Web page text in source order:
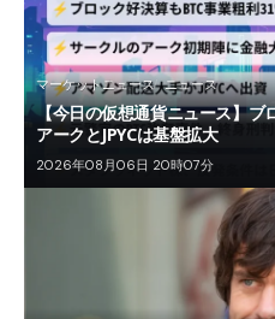
マーケットニュース ニュース
【今日の仮想通貨ニュース】ブ
アークとJPYCは基盤拡大
2026年08月06日 20時07分